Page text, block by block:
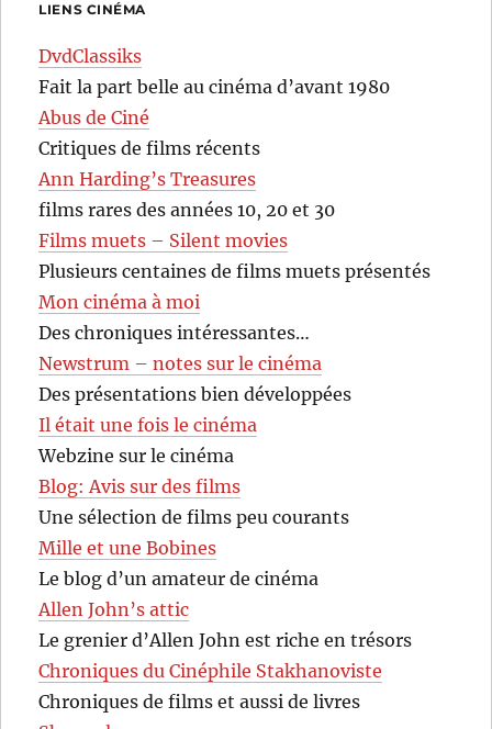
LIENS CINÉMA
DvdClassiks
Fait la part belle au cinéma d’avant 1980
Abus de Ciné
Critiques de films récents
Ann Harding’s Treasures
films rares des années 10, 20 et 30
Films muets – Silent movies
Plusieurs centaines de films muets présentés
Mon cinéma à moi
Des chroniques intéressantes…
Newstrum – notes sur le cinéma
Des présentations bien développées
Il était une fois le cinéma
Webzine sur le cinéma
Blog: Avis sur des films
Une sélection de films peu courants
Mille et une Bobines
Le blog d’un amateur de cinéma
Allen John’s attic
Le grenier d’Allen John est riche en trésors
Chroniques du Cinéphile Stakhanoviste
Chroniques de films et aussi de livres